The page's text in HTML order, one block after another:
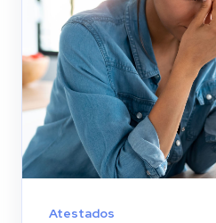
Atestados